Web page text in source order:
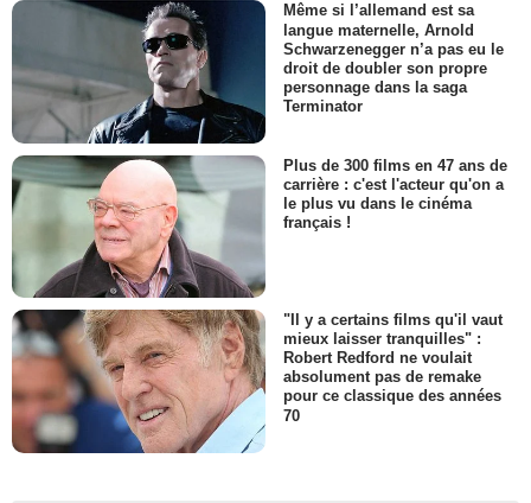
Même si l’allemand est sa
langue maternelle, Arnold
Schwarzenegger n’a pas eu le
droit de doubler son propre
personnage dans la saga
Terminator
Plus de 300 films en 47 ans de
carrière : c'est l'acteur qu'on a
le plus vu dans le cinéma
français !
"Il y a certains films qu'il vaut
mieux laisser tranquilles" :
Robert Redford ne voulait
absolument pas de remake
pour ce classique des années
70